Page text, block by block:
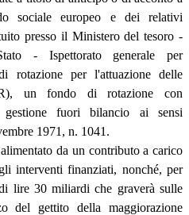
sociale europeo e dei relativi
presso il Ministero del tesoro -
- Ispettorato generale per
rotazione per l'attuazione delle
un fondo di rotazione con
gestione fuori bilancio ai sensi
1971, n. 1041.
da un contributo a carico
interventi finanziati, nonché, per
lire 30 miliardi che graverà sulle
del gettito della maggiorazione